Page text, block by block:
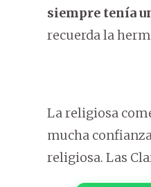
siempre tenía
recuerda la
La religiosa
mucha
religiosa. Las